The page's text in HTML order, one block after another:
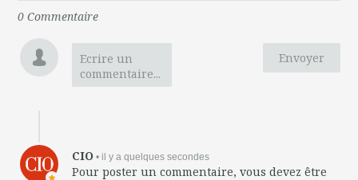
0 Commentaire
Envoyer
Ecrire un
commentaire...
CIO • il y a quelques secondes
Pour poster un commentaire, vous devez être